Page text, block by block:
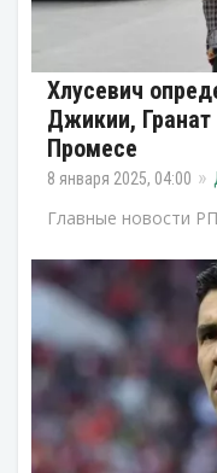
Хлусевич
Джикии,
Промесе
8 января 2025, 04:00
Главные новости